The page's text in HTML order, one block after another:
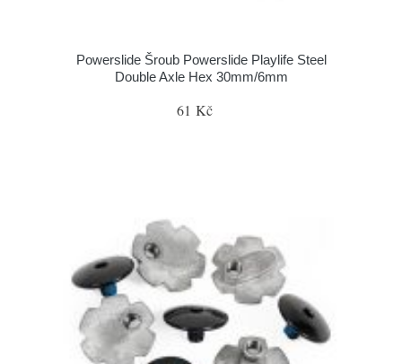
Powerslide Šroub Powerslide Playlife Steel
Double Axle Hex 30mm/6mm
61 Kč